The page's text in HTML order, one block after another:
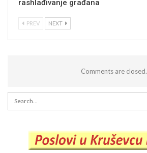
rashlađivanje građana
PREV NEXT
Comments are closed.